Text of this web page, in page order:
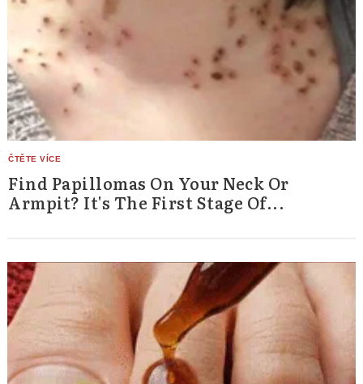
Find Papillomas On Your Neck Or
Armpit? It's The First Stage Of...